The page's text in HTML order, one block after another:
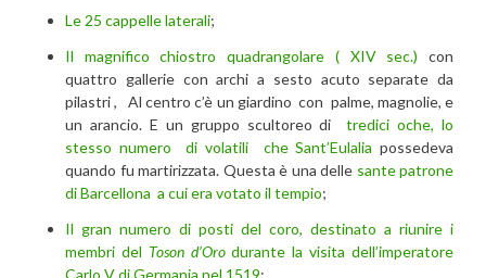
Le 25 cappelle laterali;
Il magnifico chiostro quadrangolare ( XIV sec.) con
quattro gallerie con archi a sesto acuto separate da
pilastri , Al centro c’è un giardino con palme, magnolie, e
un arancio. E un gruppo scultoreo ditredici oche, lo
stesso numero di volatili che Sant’Eulalia possedeva
quando fu martirizzata. Questa è una delle sante patrone
di Barcellona a cui era votato il tempio;
Il gran numero di posti del coro, destinato a riunire i
membri del Toson d’Orodurante la visita dell’imperatore